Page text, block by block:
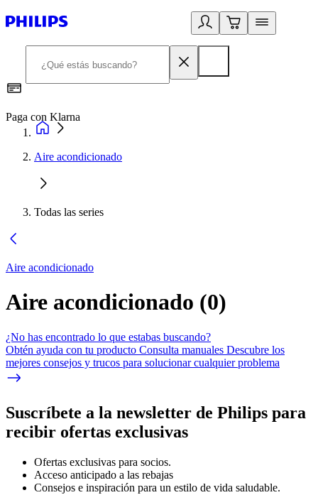
Paga con Klarna
Aire acondicionado
Todas las series
Aire acondicionado
Aire acondicionado (0)
¿No has encontrado lo que estabas buscando?
Obtén ayuda con tu producto Consulta manuales Descubre los
mejores consejos y trucos para solucionar cualquier problema
Suscríbete a la newsletter de Philips para
recibir ofertas exclusivas
Ofertas exclusivas para socios.
Acceso anticipado a las rebajas
Consejos e inspiración para un estilo de vida saludable.